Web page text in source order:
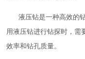
液压钻是一种高效的
用液压钻进行钻探时，需
效率和钻孔质量。